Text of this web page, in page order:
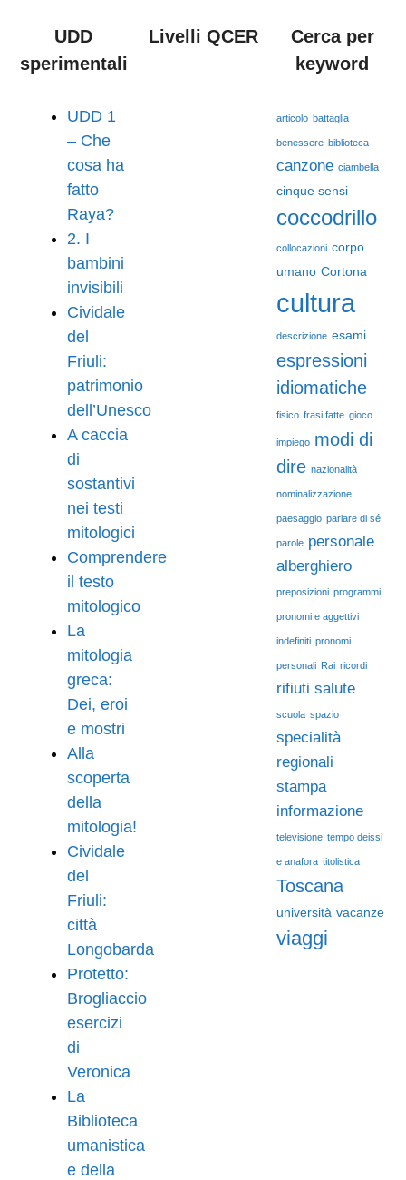
UDD
sperimentali
UDD 1
– Che
cosa ha
fatto
Raya?
2. I
bambini
invisibili
Cividale
del
Friuli:
patrimonio
dell’Unesco
A caccia
di
sostantivi
nei testi
mitologici
Comprendere
il testo
mitologico
La
mitologia
greca:
Dei, eroi
e mostri
Alla
scoperta
della
mitologia!
Cividale
del
Friuli:
città
Longobarda
Protetto:
Brogliaccio
esercizi
di
Veronica
La
Biblioteca
umanistica
e della
Livelli QCER
Cerca per
keyword
articolo battaglia
benessere biblioteca
canzone ciambella
cinque sensi
coccodrillo
collocazioni corpo
umano Cortona
cultura
descrizione esami
espressioni
idiomatiche
fisico frasi fatte gioco
impiego modi di
dire nazionalità
nominalizzazione
paesaggio parlare di sé
parole personale
alberghiero
preposizioni programmi
pronomi e aggettivi
indefiniti pronomi
personali Rai ricordi
rifiuti salute
scuola spazio
specialità
regionali
stampa
informazione
televisione tempo deissi
e anafora titolistica
Toscana
università vacanze
viaggi